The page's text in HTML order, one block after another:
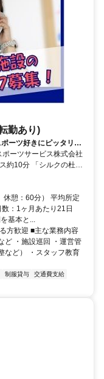
勤あり)
ーツ好きにピッタリで
ーツサービス株式会社
約10分 「シルクの杜」
憩：60分） 平均所定
：1ヶ月あたり21日
基本と...
方歓迎 ■主な業務内容
ど ・施設巡回 ・運営管
など） ・スタッフ教育
制服貸与
交通費支給